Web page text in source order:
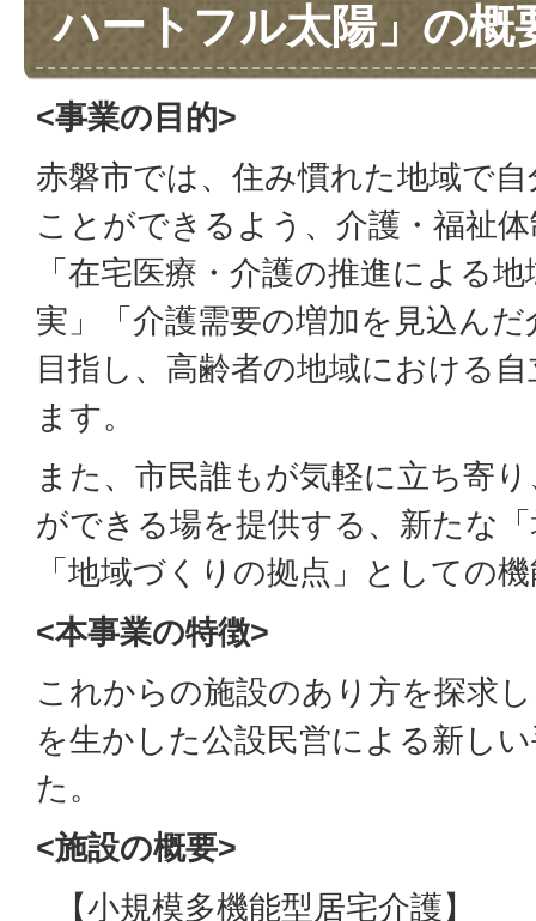
ハートフル太陽」の概
<事業の目的>
赤磐市では、住み慣れた地域で
ことができるよう、介護・福祉
「在宅医療・介護の推進による
実」「介護需要の増加を見込ん
目指し、高齢者の地域における
ます。
また、市民誰もが気軽に立ち寄
ができる場を提供する、新たな
「地域づくりの拠点」としての
<本事業の特徴>
これからの施設のあり方を探求
を生かした公設民営による新し
た。
<施設の概要>
【小規模多機能型居宅介護】